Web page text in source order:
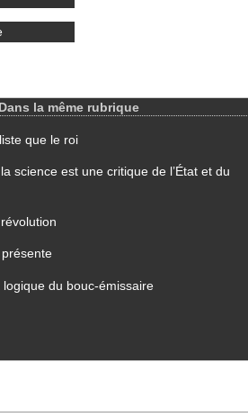
Dans la même rubrique
que le roi
science est une critique de l’État et du
du bouc-émissaire